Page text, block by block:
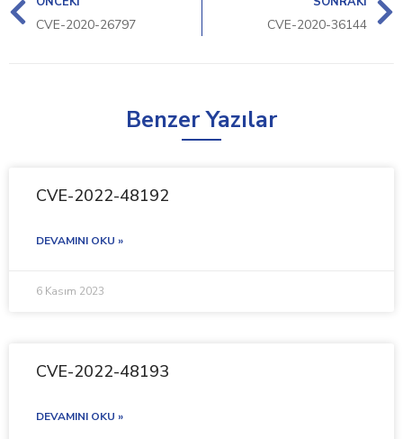
CVE-2020-26797 CVE-2020-36144
Benzer Yazılar
CVE-2022-48192
DEVAMINI OKU »
6 Kasım 2023
CVE-2022-48193
DEVAMINI OKU »